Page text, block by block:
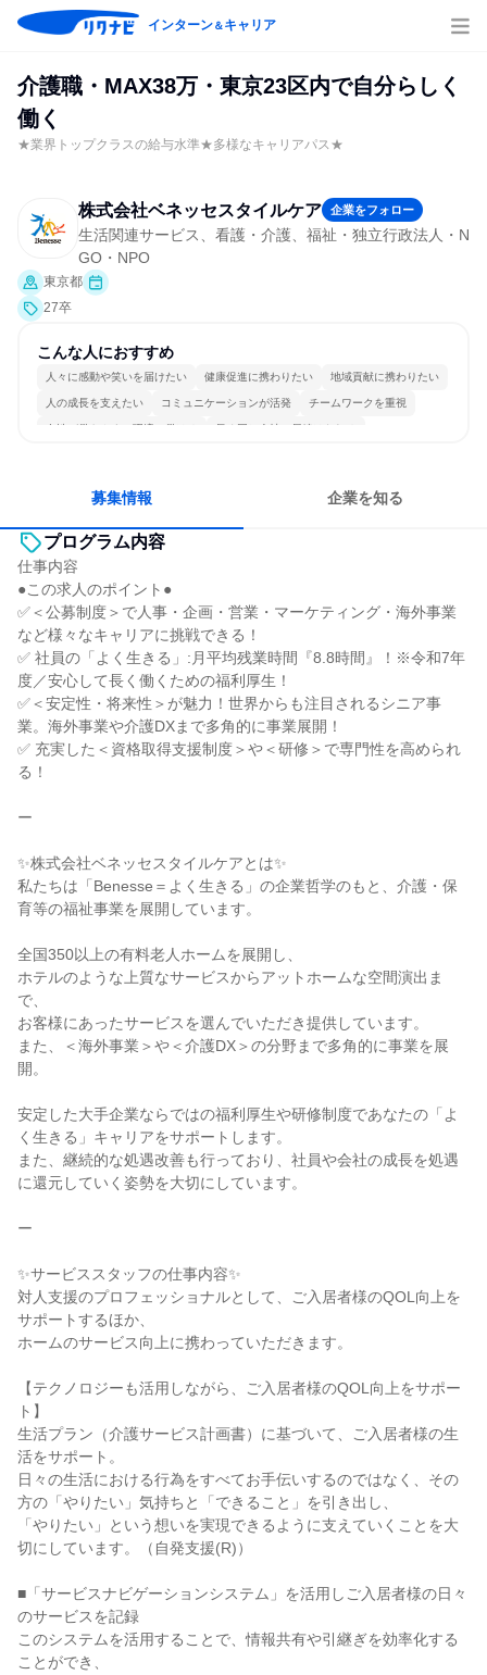
インターン＆キャリア
介護職・MAX38万・東京23区内で自分らしく
働く
★業界トップクラスの給与水準★多様なキャリアパス★
株式会社ベネッセスタイルケア 企業をフォロー
生活関連サービス、看護・介護、福祉・独立行政法人・N
GO・NPO
東京都
27卒
こんな人におすすめ
人々に感動や笑いを届けたい 健康促進に携わりたい 地域貢献に携わりたい
人の成長を支えたい コミュニケーションが活発 チームワークを重視
女性が働きやすい環境で働ける 長く同じ会社に居続けられる
募集情報 企業を知る
プログラム内容
仕事内容
●この求人のポイント●
✅＜公募制度＞で人事・企画・営業・マーケティング・海外事業
など様々なキャリアに挑戦できる！
✅ 社員の「よく生きる」:月平均残業時間『8.8時間』！※令和7年
度／安心して長く働くための福利厚生！
✅＜安定性・将来性＞が魅力！世界からも注目されるシニア事
業。海外事業や介護DXまで多角的に事業展開！
✅ 充実した＜資格取得支援制度＞や＜研修＞で専門性を高められ
る！
ー
✨株式会社ベネッセスタイルケアとは✨
私たちは「Benesse＝よく生きる」の企業哲学のもと、介護・保
育等の福祉事業を展開しています。
全国350以上の有料老人ホームを展開し、
ホテルのような上質なサービスからアットホームな空間演出ま
で、
お客様にあったサービスを選んでいただき提供しています。
また、＜海外事業＞や＜介護DX＞の分野まで多角的に事業を展
開。
安定した大手企業ならではの福利厚生や研修制度であなたの「よ
く生きる」キャリアをサポートします。
また、継続的な処遇改善も行っており、社員や会社の成長を処遇
に還元していく姿勢を大切にしています。
ー
✨サービススタッフの仕事内容✨
対人支援のプロフェッショナルとして、ご入居者様のQOL向上を
サポートするほか、
ホームのサービス向上に携わっていただきます。
【テクノロジーも活用しながら、ご入居者様のQOL向上をサポー
ト】
生活プラン（介護サービス計画書）に基づいて、ご入居者様の生
活をサポート。
日々の生活における行為をすべてお手伝いするのではなく、その
方の「やりたい」気持ちと「できること」を引き出し、
「やりたい」という想いを実現できるように支えていくことを大
切にしています。（自発支援(R)）
■「サービスナビゲーションシステム」を活用しご入居者様の日々
のサービスを記録
このシステムを活用することで、情報共有や引継ぎを効率化する
ことができ、